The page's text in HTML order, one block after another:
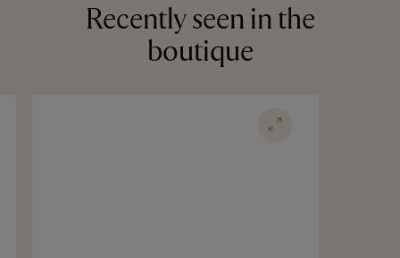
Recently seen in the
boutique